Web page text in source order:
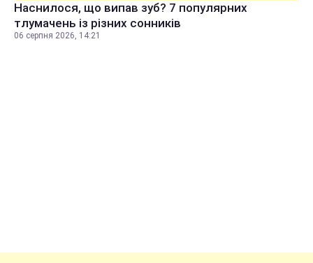
Наснилося, що випав зуб? 7 популярних
тлумачень із різних сонників
06 серпня 2026, 14:21